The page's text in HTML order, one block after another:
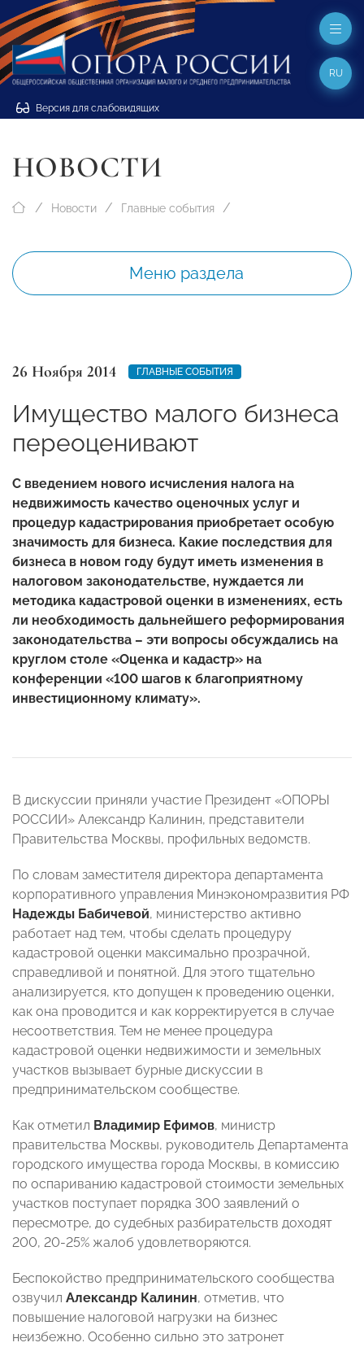
Версия для слабовидящих
RU
НОВОСТИ
Новости Главные события
Меню раздела
26 Ноября 2014 ГЛАВНЫЕ СОБЫТИЯ
Имущество малого бизнеса
переоценивают
С введением нового исчисления налога на
недвижимость качество оценочных услуг и
процедур кадастрирования приобретает особую
значимость для бизнеса. Какие последствия для
бизнеса в новом году будут иметь изменения в
налоговом законодательстве, нуждается ли
методика кадастровой оценки в изменениях, есть
ли необходимость дальнейшего реформирования
законодательства – эти вопросы обсуждались на
круглом столе «Оценка и кадастр» на
конференции «100 шагов к благоприятному
инвестиционному климату».
В дискуссии приняли участие Президент «ОПОРЫ
РОССИИ» Александр Калинин, представители
Правительства Москвы, профильных ведомств.
По словам заместителя директора департамента
корпоративного управления Минэкономразвития РФ
Надежды Бабичевой, министерство активно
работает над тем, чтобы сделать процедуру
кадастровой оценки максимально прозрачной,
справедливой и понятной. Для этого тщательно
анализируется, кто допущен к проведению оценки,
как она проводится и как корректируется в случае
несоответствия. Тем не менее процедура
кадастровой оценки недвижимости и земельных
участков вызывает бурные дискуссии в
предпринимательском сообществе.
Как отметил Владимир Ефимов, министр
правительства Москвы, руководитель Департамента
городского имущества города Москвы, в комиссию
по оспариванию кадастровой стоимости земельных
участков поступает порядка 300 заявлений о
пересмотре, до судебных разбирательств доходят
200, 20-25% жалоб удовлетворяются.
Беспокойство предпринимательского сообщества
озвучил Александр Калинин, отметив, что
повышение налоговой нагрузки на бизнес
неизбежно. Особенно сильно это затронет